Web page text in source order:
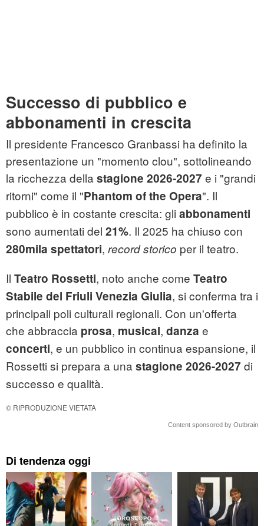
Successo di pubblico e
abbonamenti in crescita
Il presidente Francesco Granbassi ha definito la
presentazione un "momento clou", sottolineando
la ricchezza della stagione 2026-2027 e i "grandi
ritorni" come il "Phantom of the Opera". Il
pubblico è in costante crescita: gli abbonamenti
sono aumentati del 21%. Il 2025 ha chiuso con
280mila spettatori, record storico per il teatro.
Il Teatro Rossetti, noto anche come Teatro
Stabile del Friuli Venezia Giulia, si conferma tra i
principali poli culturali regionali. Con un'offerta
che abbraccia prosa, musical, danza e
concerti, e un pubblico in continua espansione, il
Rossetti si prepara a una stagione 2026-2027 di
successo e qualità.
© RIPRODUZIONE VIETATA
Content sponsored by Outbrain
Di tendenza oggi